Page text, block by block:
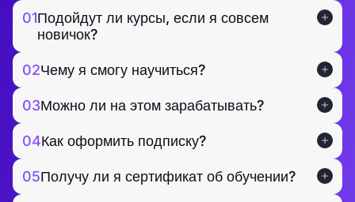
01Подойдут ли курсы, если я совсем
новичок?
02Чему я смогу научиться?
03Можно ли на этом зарабатывать?
04Как оформить подписку?
05Получу ли я сертификат об обучении?